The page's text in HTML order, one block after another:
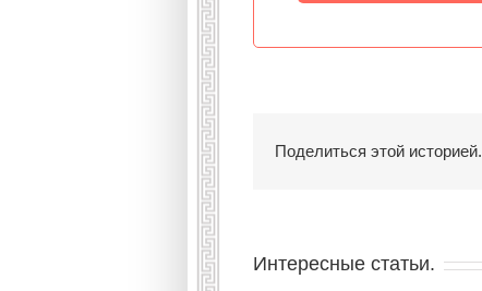
Поделиться этой историей.
Интересные статьи.